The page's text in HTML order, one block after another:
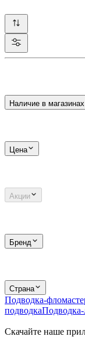
Наличие в магазинах
Цена
Акции
Бренд
Страна
Подводка-
подводка
Скачайте наше